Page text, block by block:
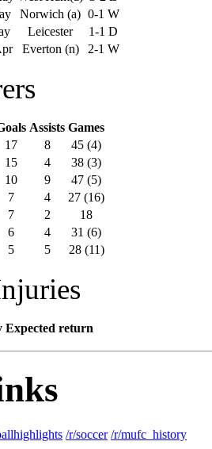
Norwich (a) 0-1 W
Leicester
1-1 D
Everton (n) 2-1 W
Assists Games
17 8
45 (4)
15 4
38 (3)
10 9
47 (5)
7 4
27 (16)
7 2
18
6 4
31 (6)
5 5 28 (11)
Expected return
/r/soccer /r/mufc_history